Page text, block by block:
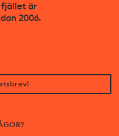
är
2006.